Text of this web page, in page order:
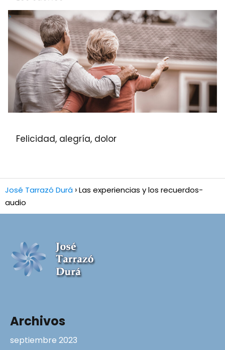
Felicidad, alegría, dolor
José Tarrazó Durá Las experiencias y los recuerdos-
audio
Archivos
septiembre 2023